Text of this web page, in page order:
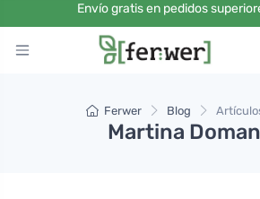
Envío gratis en pedidos
Ferwer Blog
Martina